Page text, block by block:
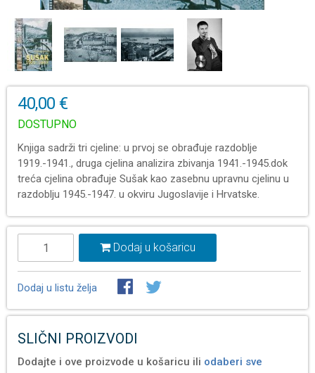
40,00 €
DOSTUPNO
Knjiga sadrži tri cjeline: u prvoj se obrađuje razdoblje
1919.-1941., druga cjelina analizira zbivanja 1941.-1945.dok
treća cjelina obrađuje Sušak kao zasebnu upravnu cjelinu u
razdoblju 1945.-1947. u okviru Jugoslavije i Hrvatske.
Dodaj u košaricu
Dodaj u listu želja
SLIČNI PROIZVODI
Dodajte i ove proizvode u košaricu ili odaberi sve